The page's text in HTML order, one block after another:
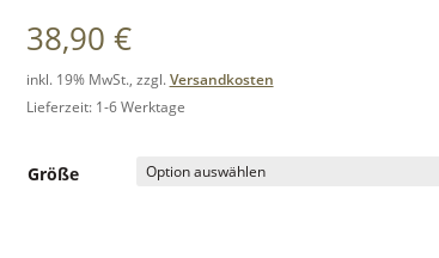
38,90 €
inkl. 19% MwSt., zzgl.Versandkosten
Lieferzeit: 1-6 Werktage
Größe